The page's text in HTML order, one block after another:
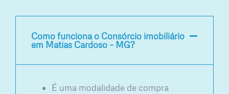
Como funciona o Consórcio imobiliário
em Matias Cardoso – MG?
É uma modalidade de compra